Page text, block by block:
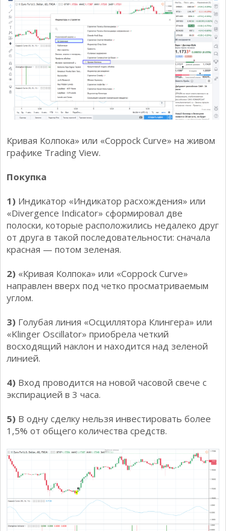
Кривая Колпока» или «Coppock Curve» на живом
графике Trading View.
Покупка
1) Индикатор «Индикатор расхождения» или
«Divergence Indicator» сформировал две
полоски, которые расположились недалеко друг
от друга в такой последовательности: сначала
красная — потом зеленая.
2) «Кривая Колпока» или «Coppock Curve»
направлен вверх под четко просматриваемым
углом.
3) Голубая линия «Осциллятора Клингера» или
«Klinger Oscillator» приобрела четкий
восходящий наклон и находится над зеленой
линией.
4) Вход проводится на новой часовой свече с
экспирацией в 3 часа.
5) В одну сделку нельзя инвестировать более
1,5% от общего количества средств.